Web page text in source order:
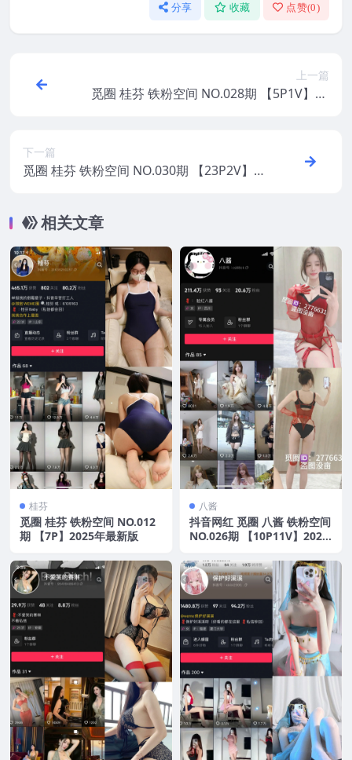
分享 收藏 点赞(0)
上一篇
觅圈 桂芬 铁粉空间 NO.028期 【5P1V】20
下一篇
觅圈 桂芬 铁粉空间 NO.030期 【23P2V】2
相关文章
桂芬
觅圈 桂芬 铁粉空间 NO.012
期 【7P】2025年最新版
八酱
抖音网红 觅圈 八酱 铁粉空间
NO.026期 【10P11V】2025